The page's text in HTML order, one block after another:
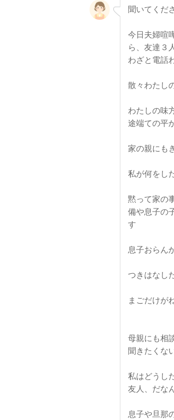
聞いてくだ
今日夫婦喧
ら、友達３
わざと電話
散々わたし
わたしの味
途端ての平
家の親にも
私が何をし
黙って家の
備や息子の
す
息子おらん
つきはなし
まごだけが
母親にも相
聞きたくな
私はどうし
友人、だな
息子や旦那